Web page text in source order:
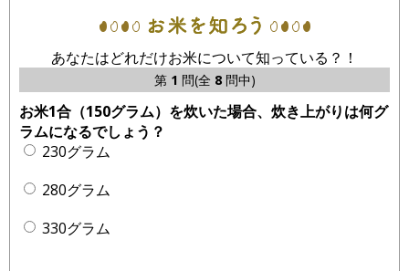
あなたはどれだけお米について知っている？！
第 1 問(全 8問中)
お米1合（150グラム）を炊いた場合、炊き上がりは何グ
ラムになるでしょう？
230グラム
280グラム
330グラム